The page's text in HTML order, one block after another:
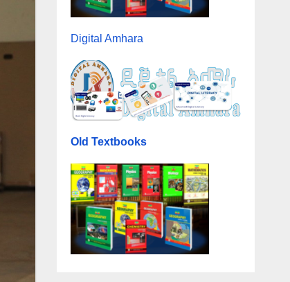
Digital Amhara
Old Textbooks